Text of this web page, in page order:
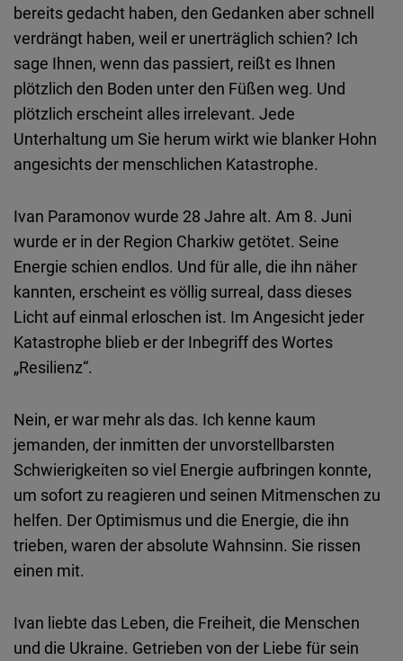
bereits gedacht haben, den Gedanken aber schnell
verdrängt haben, weil er unerträglich schien? Ich
sage Ihnen, wenn das passiert, reißt es Ihnen
plötzlich den Boden unter den Füßen weg. Und
plötzlich erscheint alles irrelevant. Jede
Unterhaltung um Sie herum wirkt wie blanker Hohn
angesichts der menschlichen Katastrophe.
Ivan Paramonov wurde 28 Jahre alt. Am 8. Juni
wurde er in der Region Charkiw getötet. Seine
Energie schien endlos. Und für alle, die ihn näher
kannten, erscheint es völlig surreal, dass dieses
Licht auf einmal erloschen ist. Im Angesicht jeder
Katastrophe blieb er der Inbegriff des Wortes
„Resilienz“.
Nein, er war mehr als das. Ich kenne kaum
jemanden, der inmitten der unvorstellbarsten
Schwierigkeiten so viel Energie aufbringen konnte,
um sofort zu reagieren und seinen Mitmenschen zu
helfen. Der Optimismus und die Energie, die ihn
trieben, waren der absolute Wahnsinn. Sie rissen
einen mit.
Ivan liebte das Leben, die Freiheit, die Menschen
und die Ukraine. Getrieben von der Liebe für sein
Cloudinary
Flickr
Embed
Newsletter2go
Embed
Podigee
Embed
D.Vinci
Embed
Typeform